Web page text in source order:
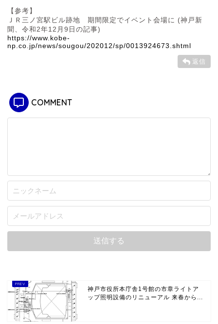
【参考】
ＪＲ三ノ宮駅ビル跡地 期間限定でイベント会場に (神戸新
聞、令和2年12月9日の記事)
https://www.kobe-
np.co.jp/news/sougou/202012/sp/0013924673.shtml
返信
COMMENT
神戸市役所本庁舎1号館の市章ライトア
ップ照明設備のリニューアル 来春から...